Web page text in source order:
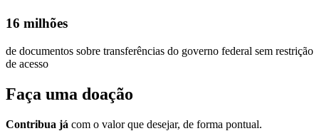
16 milhões
de documentos sobre transferências do governo federal sem restrição
de acesso
Faça uma doação
Contribua já com o valor que desejar, de forma pontual.